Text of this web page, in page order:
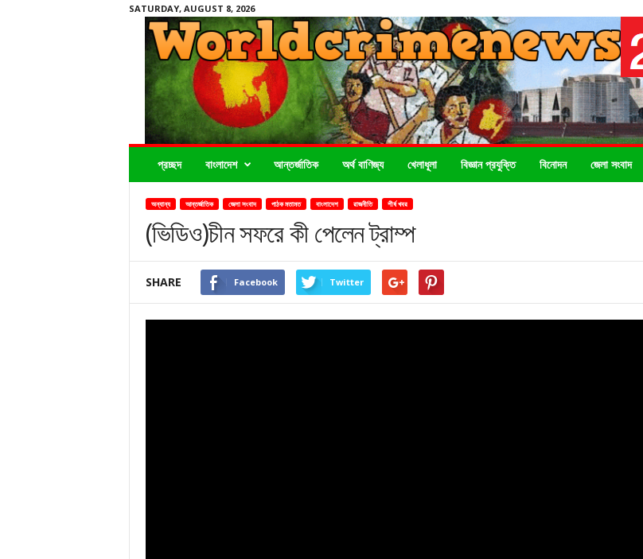
SATURDAY, AUGUST 8, 2026
প্রচ্ছদ বাংলাদেশ আন্তর্জাতিক অর্থ বাণিজ্য খেলাধূলা বিজ্ঞান প্রযুক্তি বিনোদন জেলা সংবাদ
অন্যান্য আন্তর্জাতিক জেলা সংবাদ পাঠক মতামত বাংলাদেশ রাজনীতি শীর্ষ খবর
(ভিডিও)চীন সফরে কী পেলেন ট্রাম্প
SHARE Facebook Twitter